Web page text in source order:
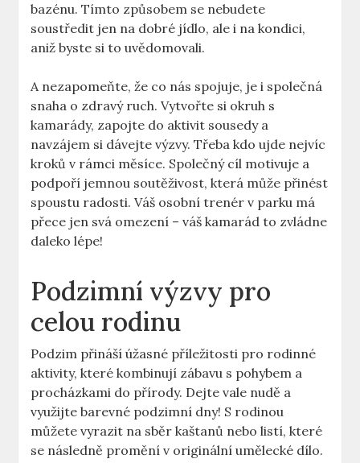
bazénu. Tímto způsobem se nebudete
soustředit jen na dobré jídlo, ale i na kondici,
aniž byste si to uvědomovali.
A nezapomeňte, že co nás spojuje, je i společná
snaha o zdravý ruch. Vytvořte si okruh s
kamarády, zapojte do aktivit sousedy a
navzájem si dávejte výzvy. Třeba kdo ujde nejvíc
kroků v rámci měsíce. Společný cíl motivuje a
podpoří jemnou soutěživost, která může přinést
spoustu radosti. Váš osobní trenér v parku má
přece jen svá omezení – váš kamarád to zvládne
daleko lépe!
Podzimní výzvy pro
celou rodinu
Podzim přináší úžasné příležitosti pro rodinné
aktivity, které kombinují zábavu s pohybem a
procházkami do přírody. Dejte vale nudě a
využijte barevné podzimní dny! S rodinou
můžete vyrazit na sběr kaštanů nebo listí, které
se následně promění v originální umělecké dílo.